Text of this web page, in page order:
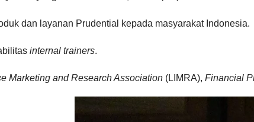
dan layanan Prudential kepada masyarakat Indonesia.
internal trainers.
Marketing and Research Association (LIMRA), Financial